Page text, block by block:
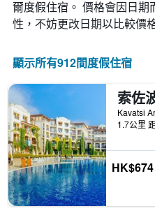
爾​度假住宿。 價格會因日
性，不妨更改日期以比較價
顯示所有912間度假住宿
1.7公里
HK$674